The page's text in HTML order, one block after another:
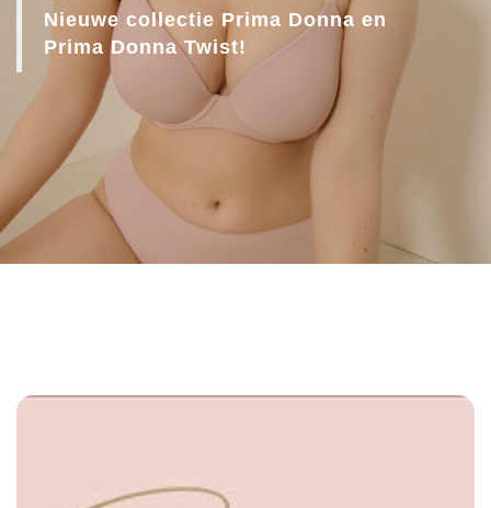
Nieuwe collectie Prima Donna en
Prima Donna Twist!